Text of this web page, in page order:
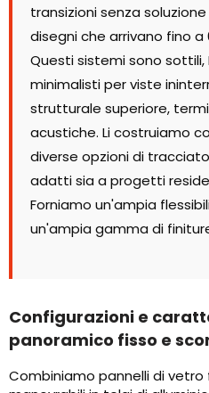
transizioni senza
disegni che arrivano fino
Questi sistemi sono sottili,
minimalisti per viste
strutturale superiore,
acustiche. Li costruiamo
diverse opzioni di
adatti sia a progetti
Forniamo un'ampia
un'ampia gamma di
Configurazioni e
panoramico fisso e
Combiniamo pannelli di vetro